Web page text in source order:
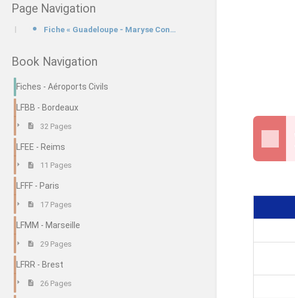
Page Navigation
Fiche « Guadeloupe - Maryse Condé »TFFR
Book Navigation
Fiches - Aéroports Civils
LFBB - Bordeaux
32 Pages
LFEE - Reims
11 Pages
LFFF - Paris
17 Pages
LFMM - Marseille
29 Pages
LFRR - Brest
26 Pages